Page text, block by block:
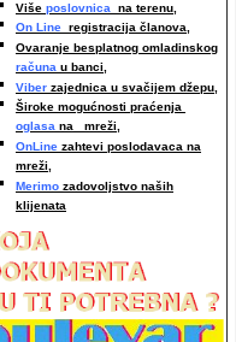
Više poslovnica na terenu,
On Line registracija članova,
Ovaranje besplatnog omladinskog
računa u banci,
Viber zajednica u svačijem džepu,
Široke mogućnosti praćenja
oglasa na mreži,
OnLine zahtevi poslodavaca na
mreži,
Merimo zadovoljstvo naših
klijenata